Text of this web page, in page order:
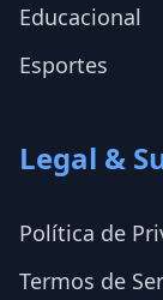
Educacional
Esportes
Legal &
Política de
Termos de